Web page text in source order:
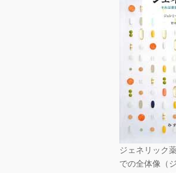
ジェネリック
での全体像（